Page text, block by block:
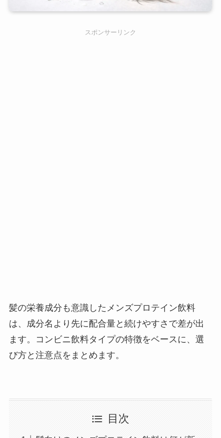
スポンサーリンク
髪の栄養成分も意識したメンズプロテイン飲料
は、成分名より先に配合量と続けやすさで差が出
ます。コンビニ飲料タイプの特徴をベースに、選
び方と注意点をまとめます。
目次